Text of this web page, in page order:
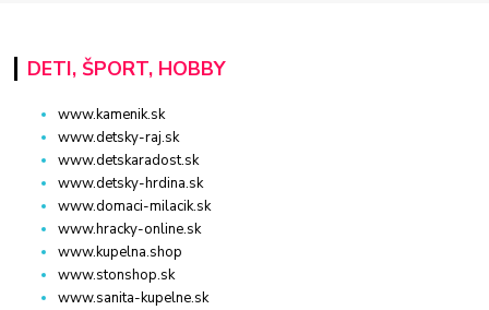
DETI, ŠPORT, HOBBY
www.kamenik.sk
www.detsky-raj.sk
www.detskaradost.sk
www.detsky-hrdina.sk
www.domaci-milacik.sk
www.hracky-online.sk
www.kupelna.shop
www.stonshop.sk
www.sanita-kupelne.sk